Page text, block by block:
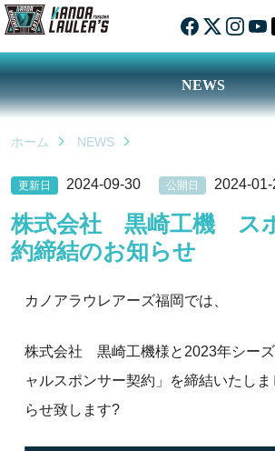
NEWS
ホーム NEWS
更新日 2024-09-30 公開日 2024-
株式会社 黒崎工機 ス
約締結のお知らせ
カノアラウレアーズ福岡では、
株式会社 黒崎工機様と2023年シー
ャルスポンサー契約」を締結いたし
らせ致します?